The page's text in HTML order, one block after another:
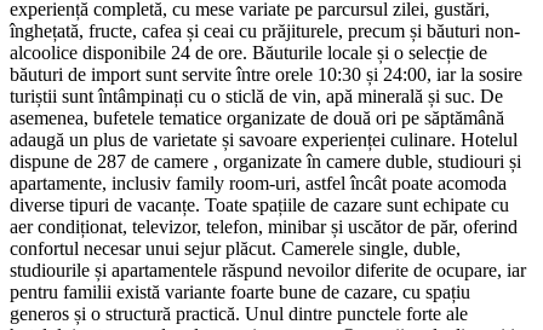
experiență completă, cu mese variate pe parcursul zilei, gustări,
înghețată, fructe, cafea și ceai cu prăjiturele, precum și băuturi non-
alcoolice disponibile 24 de ore. Băuturile locale și o selecție de
băuturi de import sunt servite între orele 10:30 și 24:00, iar la sosire
turiștii sunt întâmpinați cu o sticlă de vin, apă minerală și suc. De
asemenea, bufetele tematice organizate de două ori pe săptămână
adaugă un plus de varietate și savoare experienței culinare. Hotelul
dispune de 287 de camere , organizate în camere duble, studiouri și
apartamente, inclusiv family room-uri, astfel încât poate acomoda
diverse tipuri de vacanțe. Toate spațiile de cazare sunt echipate cu
aer condiționat, televizor, telefon, minibar și uscător de păr, oferind
confortul necesar unui sejur plăcut. Camerele single, duble,
studiourile și apartamentele răspund nevoilor diferite de ocupare, iar
pentru familii există variante foarte bune de cazare, cu spațiu
generos și o structură practică. Unul dintre punctele forte ale